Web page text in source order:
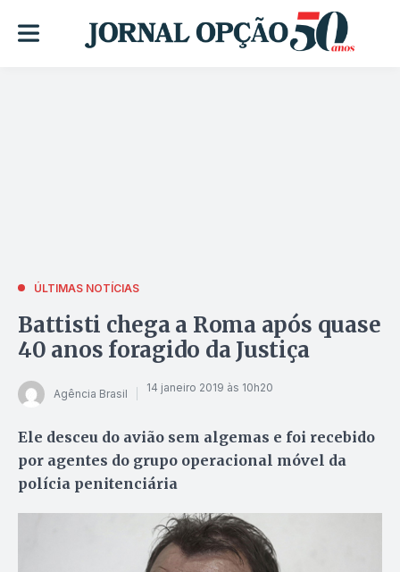
ÚLTIMAS NOTÍCIAS
Battisti chega a Roma após quase
40 anos foragido da Justiça
Agência Brasil 14 janeiro 2019 às 10h20
Ele desceu do avião sem algemas e foi recebido
por agentes do grupo operacional móvel da
polícia penitenciária